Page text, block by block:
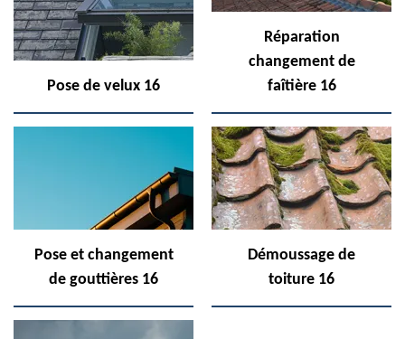
Pose de velux 16
Réparation
changement de
faîtière 16
Pose et changement
de gouttières 16
Démoussage de
toiture 16